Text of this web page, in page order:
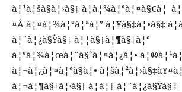
à¦¹à¦šà§à¦›à§‡
¤Â à¦¤à¦¾à¦°à¦ªà¦° à¦¥à§‡à¦•à§‡
à¦¨à¦¿à§Ÿà§‡ à¦¦à§‡à¦¶à§‡à¦°
à¦°à¦¾à¦œà¦¨à§ˆà¦¤à¦¿à¦•
à¦¬à¦¿à¦¤à¦°à§à¦•
à¦¬à¦¶à§‡à¦·à§‡ à¦à¦‡ à¦¨à¦¿à§Ÿà§‡